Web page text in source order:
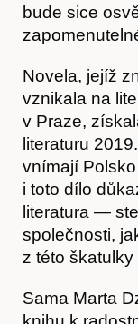
bude sice
Novela, jejíž
vznikala na
v Praze,
literaturu
vnímají
i toto dílo
literatura —
společnosti,
z této
Sama Marta